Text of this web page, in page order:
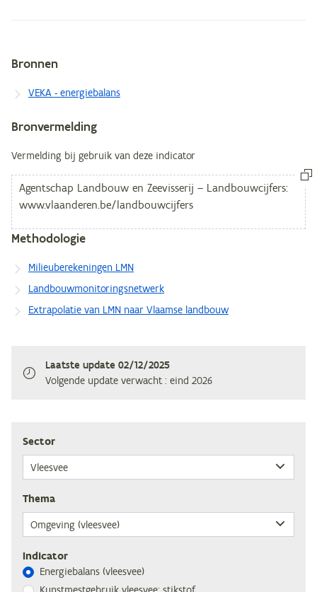
Metagegevens
Bronnen
VEKA - energiebalans
Bronvermelding
Vermelding bij gebruik van deze indicator
Methodologie
Milieuberekeningen LMN
Landbouwmonitoringsnetwerk
Extrapolatie van LMN naar Vlaamse landbouw
Laatste update 02/12/2025
Volgende update verwacht: eind 2026
Sec­tor
The­ma
Indicator
Ener­gie­ba­lans (vlees­vee)